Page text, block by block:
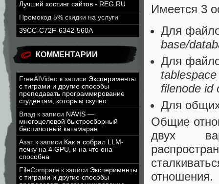
Лучший хостинг сайтов - REG.RU
Промокод 5% скидки на услуги
39CC-C72F-6342-560A
КОММЕНТАРИИ
FreeAIVideo к записи Эксперименты
с тиграми и другие способы
преподавать программирование
студентам, которым скучно
Влад к записи NAVIS —
многоцелевой быстросборный
беспилотный катамаран
Азатк записи Как я собрал LLM-
печку на 4 GPU, и на что она
способна
FileCompare к записи Эксперименты
с тиграми и другие способы
Имеется 3
Для
base/
Для
filenode
Для
Общие
двух
отношения.